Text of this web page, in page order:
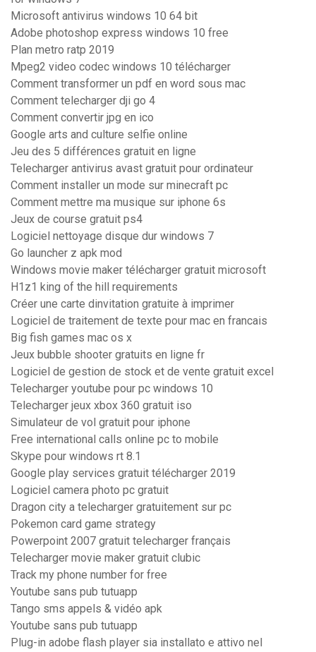
Microsoft antivirus windows 10 64 bit
Adobe photoshop express windows 10 free
Plan metro ratp 2019
Mpeg2 video codec windows 10 télécharger
Comment transformer un pdf en word sous mac
Comment telecharger dji go 4
Comment convertir jpg en ico
Google arts and culture selfie online
Jeu des 5 différences gratuit en ligne
Telecharger antivirus avast gratuit pour ordinateur
Comment installer un mode sur minecraft pc
Comment mettre ma musique sur iphone 6s
Jeux de course gratuit ps4
Logiciel nettoyage disque dur windows 7
Go launcher z apk mod
Windows movie maker télécharger gratuit microsoft
H1z1 king of the hill requirements
Créer une carte dinvitation gratuite à imprimer
Logiciel de traitement de texte pour mac en francais
Big fish games mac os x
Jeux bubble shooter gratuits en ligne fr
Logiciel de gestion de stock et de vente gratuit excel
Telecharger youtube pour pc windows 10
Telecharger jeux xbox 360 gratuit iso
Simulateur de vol gratuit pour iphone
Free international calls online pc to mobile
Skype pour windows rt 8.1
Google play services gratuit télécharger 2019
Logiciel camera photo pc gratuit
Dragon city a telecharger gratuitement sur pc
Pokemon card game strategy
Powerpoint 2007 gratuit telecharger français
Telecharger movie maker gratuit clubic
Track my phone number for free
Youtube sans pub tutuapp
Tango sms appels & vidéo apk
Youtube sans pub tutuapp
Plug-in adobe flash player sia installato e attivo nel